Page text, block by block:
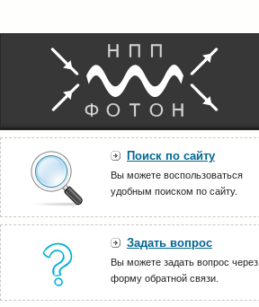
Поиск по сайту
Вы можете воспользоваться
удобным поиском по сайту.
Задать вопрос
Вы можете задать вопрос через
форму обратной связи.